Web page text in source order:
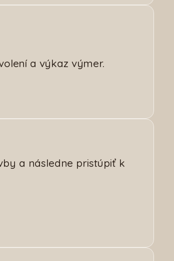
a výkaz výmer.
a následne pristúpiť k